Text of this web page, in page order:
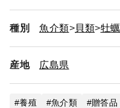
種別 魚介類 貝類 牡蠣
産地 広島県
養殖 魚介類 贈答品